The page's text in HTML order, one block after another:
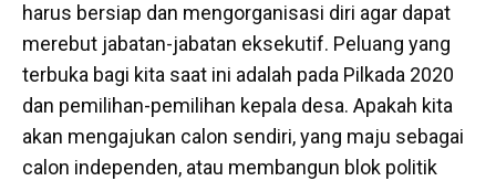
harus bersiap dan mengorganisasi diri agar dapat
merebut jabatan-jabatan eksekutif. Peluang yang
terbuka bagi kita saat ini adalah pada Pilkada 2020
dan pemilihan-pemilihan kepala desa. Apakah kita
akan mengajukan calon sendiri, yang maju sebagai
calon independen, atau membangun blok politik